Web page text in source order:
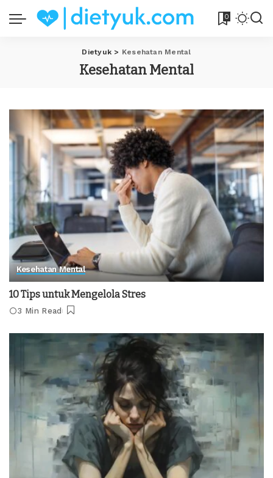
0
Dietyuk > Kesehatan Mental
Kesehatan Mental
Kesehatan Mental
10 Tips untuk Mengelola Stres
3 Min Read